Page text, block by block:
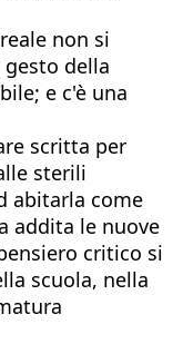
non si
della
e c'è una
scritta per
sterili
abitarla come
addita le nuove
critico si
scuola, nella